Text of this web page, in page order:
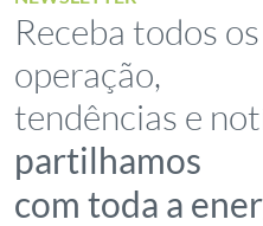
Receba todos
operação,
tendências e
partilhamos
com toda a